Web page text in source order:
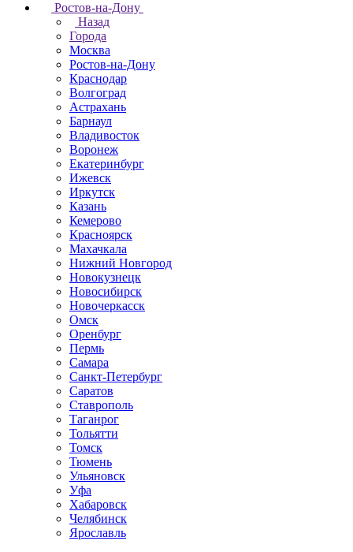
Ростов-на-Дону
Назад
Города
Москва
Ростов-на-Дону
Краснодар
Волгоград
Астрахань
Барнаул
Владивосток
Воронеж
Екатеринбург
Ижевск
Иркутск
Казань
Кемерово
Красноярск
Махачкала
Нижний Новгород
Новокузнецк
Новосибирск
Новочеркаcск
Омск
Оренбург
Пермь
Самара
Санкт-Петербург
Саратов
Ставрополь
Таганрог
Тольятти
Томск
Тюмень
Ульяновск
Уфа
Хабаровск
Челябинск
Ярославль